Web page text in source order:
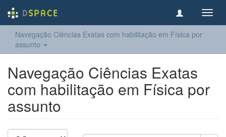
Navegação Ciências Exatas com habilitação em Física por
assunto
Navegação Ciências Exatas
com habilitação em Física por
assunto